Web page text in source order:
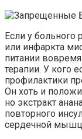
Если у больного
или инфаркта
питании
терапии. У кого
профилактики
Он хоть и
но экстракт
повторного
сердечной